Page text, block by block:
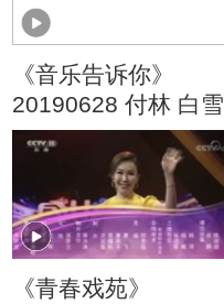
《音乐告诉你》
20190628 付林 白雪
《青春戏苑》